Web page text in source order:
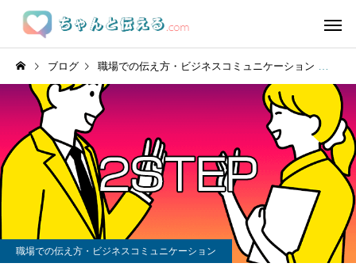
ブログ 職場での伝え方・ビジネスコミュニケーション
職場での伝え方・ビジネスコミュニケーション